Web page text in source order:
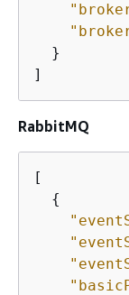
  }
]
RabbitMQ
[
{